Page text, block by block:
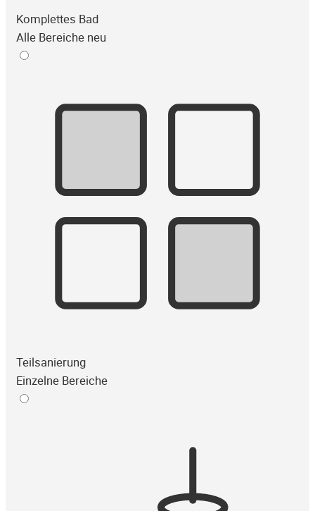
Komplettes Bad
Alle Bereiche neu
Teilsanierung
Einzelne Bereiche